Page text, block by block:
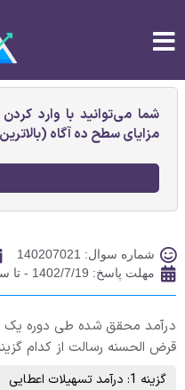
شما می‌توانید با وارد
مزایای سطح ده آگاه
شماره سوال: 140207021
مهلت پاسخ: 1402/7/19 - تا ساعت 23:59
قرض الحسنه رسالت از کدام
گزینه 1: درآمد تسهیلات اعطایی